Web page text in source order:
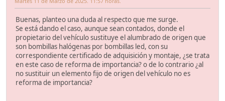
Buenas, planteo una duda al respecto que me surge.
Se está dando el caso, aunque sean contados, donde el
propietario del vehículo sustituye el alumbrado de origen que
son bombillas halógenas por bombillas led, con su
correspondiente certificado de adquisición y montaje, ¿se trata
en este caso de reforma de importancia? o de lo contrario ¿al
no sustituir un elemento fijo de origen del vehículo no es
reforma de importancia?